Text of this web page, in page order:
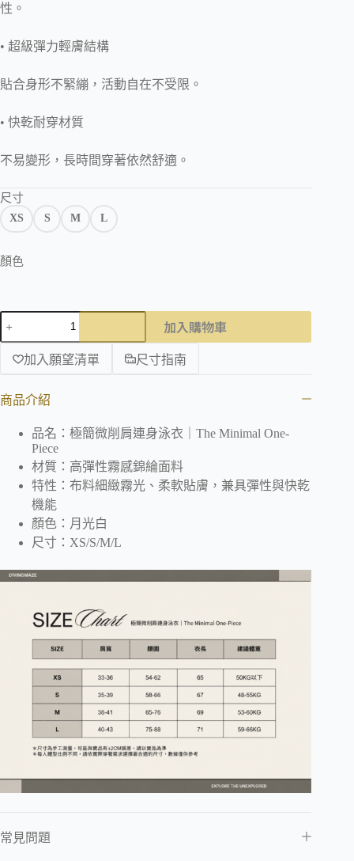
性。
• 超級彈力輕膚結構
貼合身形不緊繃，活動自在不受限。
• 快乾耐穿材質
不易變形，長時間穿著依然舒適。
尺寸
XS S M L
顏色
加入購物車
加入願望清單 尺寸指南
商品介紹
品名：極簡微削肩連身泳衣｜The Minimal One-
Piece
材質：高彈性霧感錦綸面料
特性：布料細緻霧光、柔軟貼膚，兼具彈性與快乾
機能
顏色：月光白
尺寸：XS/S/M/L
常見問題